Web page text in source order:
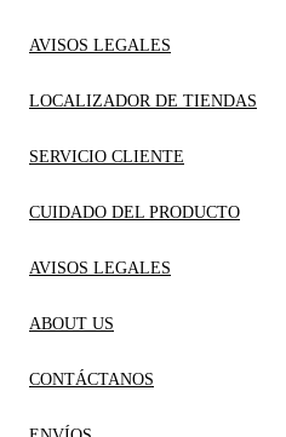
AVISOS LEGALES
LOCALIZADOR DE TIENDAS
SERVICIO CLIENTE
CUIDADO DEL PRODUCTO
AVISOS LEGALES
ABOUT US
CONTÁCTANOS